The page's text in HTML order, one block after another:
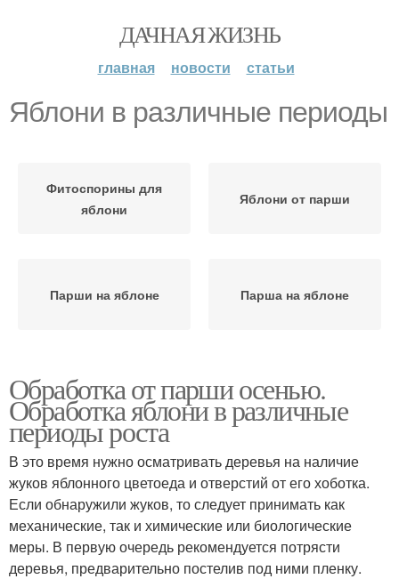
ДАЧНАЯ ЖИЗНЬ
главная новости статьи
Яблони в различные периоды
Фитоспорины для
яблони
Яблони от парши
Парши на яблоне Парша на яблоне
Обработка от парши осенью.
Обработка яблони в различные
периоды роста
В это время нужно осматривать деревья на наличие
жуков яблонного цветоеда и отверстий от его хоботка.
Если обнаружили жуков, то следует принимать как
механические, так и химические или биологические
меры. В первую очередь рекомендуется потрясти
деревья, предварительно постелив под ними пленку.